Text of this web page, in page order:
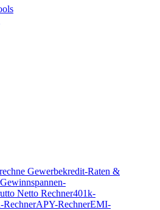
Gewerbekredit-Raten &
Gewinnspannen-
Netto Rechner401k-
RechnerAPY-RechnerEMI-